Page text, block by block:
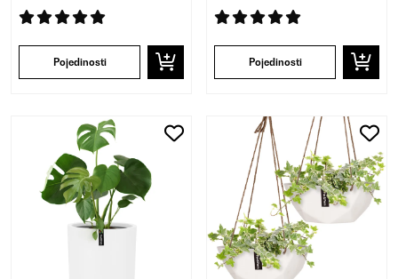
Pojedinosti Pojedinosti